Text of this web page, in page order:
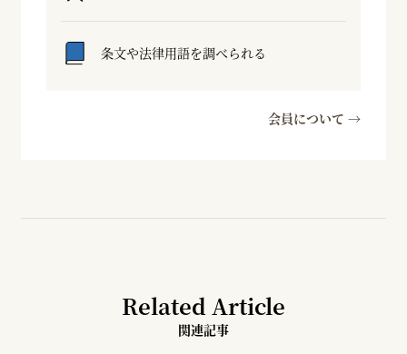
条文や法律用語を調べられる
会員について →
Related Article
関連記事